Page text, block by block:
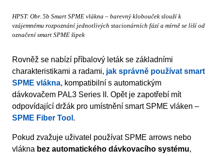
HPST: Obr. 5b Smart SPME vlákna – barevný klobouček slouží k
vzájemnému rozpoznání jednotlivých stacionárních fází a mírně se liší od
označení smart SPME šipek
Rovněž se nabízí příbalový leták se základními
charakteristikami a radami, jak správně používat smart
SPME vlákna, kompatibilní s automatickým
dávkovačem PAL3 Series II. Opět je zapotřebí mít
odpovídající držák pro umístnění smart SPME vláken –
SPME Fiber Tool .
Pokud zvažuje uživatel používat SPME arrows nebo
vlákna bez automatického dávkovacího systému,